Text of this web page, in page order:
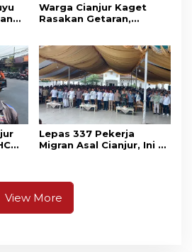
Warga Cianjur Kaget
Rasakan Getaran,
Pangandaran
Lepas 337 Pekerja
Migran Asal Cianjur, Ini 3
View More